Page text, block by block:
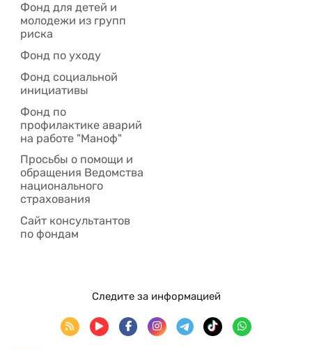
Фонд для детей и
молодежи из групп
риска
Фонд по уходу
Фонд социальной
инициативы
Фонд по
профилактике аварий
на работе "Маноф"
Просьбы о помощи и
обращения Ведомства
национального
страхования
Сайт консультантов
по фондам
Следите за информацией